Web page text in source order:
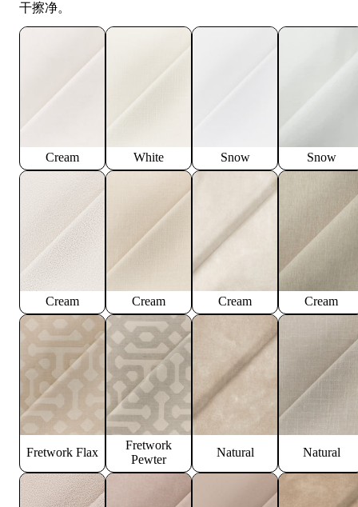
干擦净。
Cream White Snow Snow
Cream Cream Cream Cream
Fretwork Flax
Fretwork
Pewter
Natural Natural